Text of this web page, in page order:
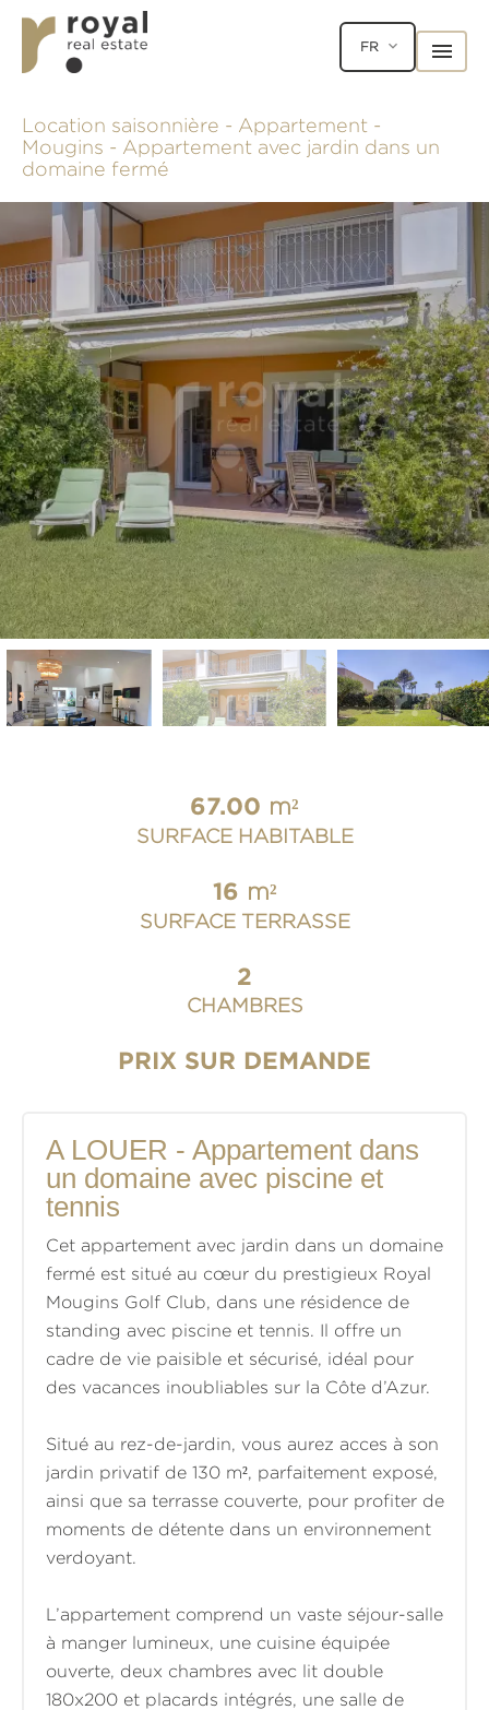
FR
Location saisonnière - Appartement -
Mougins - Appartement avec jardin dans un
domaine fermé
67.00 m²
SURFACE HABITABLE
16 m²
SURFACE TERRASSE
2
CHAMBRES
PRIX SUR DEMANDE
A LOUER - Appartement dans
un domaine avec piscine et
tennis
Cet appartement avec jardin dans un domaine
fermé est situé au cœur du prestigieux Royal
Mougins Golf Club, dans une résidence de
standing avec piscine et tennis. Il offre un
cadre de vie paisible et sécurisé, idéal pour
des vacances inoubliables sur la Côte d’Azur.
Situé au rez-de-jardin, vous aurez acces à son
jardin privatif de 130 m², parfaitement exposé,
ainsi que sa terrasse couverte, pour profiter de
moments de détente dans un environnement
verdoyant.
L’appartement comprend un vaste séjour-salle
à manger lumineux, une cuisine équipée
ouverte, deux chambres avec lit double
180x200 et placards intégrés, une salle de